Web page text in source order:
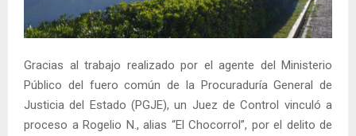
Gracias al trabajo realizado por el agente del Ministerio
Público del fuero común de la Procuraduría General de
Justicia del Estado (PGJE), un Juez de Control vinculó a
proceso a Rogelio N., alias “El Chocorrol”, por el delito de